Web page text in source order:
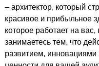
– архитектор, который
красивое и прибыльное
которое работает на вас,
занимаетесь тем, что
развитием, инновациями